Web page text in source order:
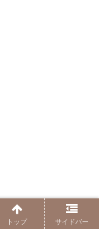
トップ サイドバー